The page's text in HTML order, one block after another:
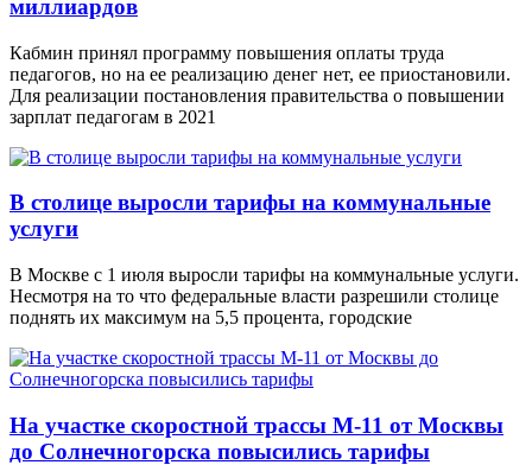
миллиардов
Кабмин принял программу повышения оплаты труда
педагогов, но на ее реализацию денег нет, ее приостановили.
Для реализации постановления правительства о повышении
зарплат педагогам в 2021
В столице выросли тарифы на коммунальные
услуги
В Москве с 1 июля выросли тарифы на коммунальные услуги.
Несмотря на то что федеральные власти разрешили столице
поднять их максимум на 5,5 процента, городские
На участке скоростной трассы М-11 от Москвы
до Солнечногорска повысились тарифы